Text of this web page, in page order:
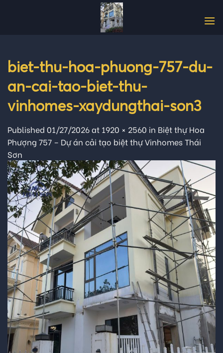
biet-thu-hoa-phuong-757-du-
an-cai-tao-biet-thu-
vinhomes-xaydungthai-son3
Published 01/27/2026at 1920 × 2560 in Biệt thự Hoa
Phượng 757 – Dự án cải tạo biệt thự Vinhomes Thái
Sơn